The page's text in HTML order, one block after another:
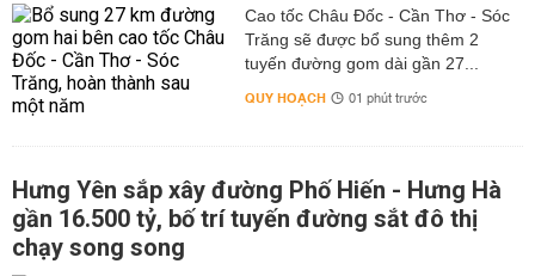
Cao tốc Châu Đốc - Cần Thơ - Sóc
Trăng sẽ được bổ sung thêm 2
tuyến đường gom dài gần 27...
QUY HOẠCH 01 phút trước
Hưng Yên sắp xây đường Phố Hiến - Hưng Hà
gần 16.500 tỷ, bố trí tuyến đường sắt đô thị
chạy song song